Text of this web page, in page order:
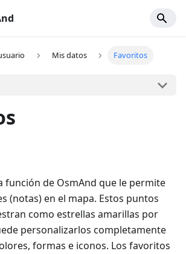
Mis datos Favoritos
función de OsmAnd que le permite
(notas) en el mapa. Estos puntos
como estrellas amarillas por
personalizarlos completamente
formas e iconos. Los favoritos